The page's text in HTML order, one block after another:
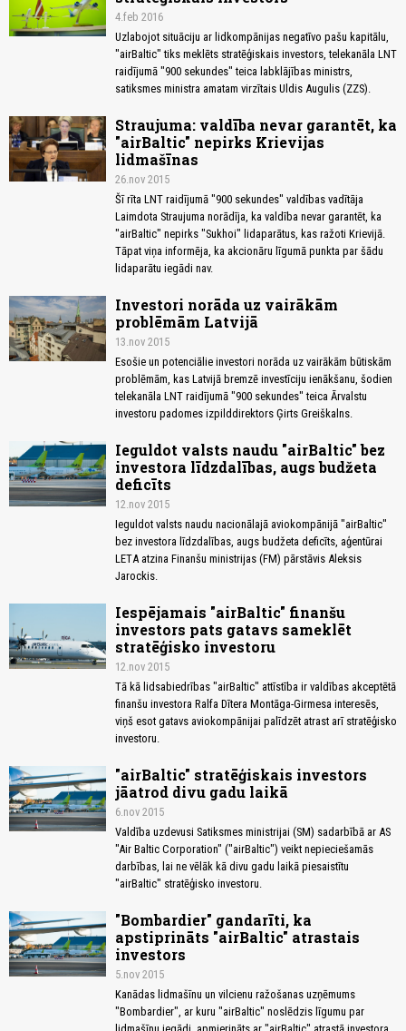
4.feb 2016
Uzlabojot situāciju ar lidkompānijas negatīvo pašu kapitālu,
"airBaltic" tiks meklēts stratēģiskais investors, telekanāla LNT
raidījumā "900 sekundes" teica labklājības ministrs,
satiksmes ministra amatam virzītais Uldis Augulis (ZZS).
Straujuma: valdība nevar garantēt, ka
"airBaltic" nepirks Krievijas
lidmašīnas
26.nov 2015
Šī rīta LNT raidījumā "900 sekundes" valdības vadītāja
Laimdota Straujuma norādīja, ka valdība nevar garantēt, ka
"airBaltic" nepirks "Sukhoi" lidaparātus, kas ražoti Krievijā.
Tāpat viņa informēja, ka akcionāru līgumā punkta par šādu
lidaparātu iegādi nav.
Investori norāda uz vairākām
problēmām Latvijā
13.nov 2015
Esošie un potenciālie investori norāda uz vairākām būtiskām
problēmām, kas Latvijā bremzē investīciju ienākšanu, šodien
telekanāla LNT raidījumā "900 sekundes" teica Ārvalstu
investoru padomes izpilddirektors Ģirts Greiškalns.
Ieguldot valsts naudu "airBaltic" bez
investora līdzdalības, augs budžeta
deficīts
12.nov 2015
Ieguldot valsts naudu nacionālajā aviokompānijā "airBaltic"
bez investora līdzdalības, augs budžeta deficīts, aģentūrai
LETA atzina Finanšu ministrijas (FM) pārstāvis Aleksis
Jarockis.
Iespējamais "airBaltic" finanšu
investors pats gatavs sameklēt
stratēģisko investoru
12.nov 2015
Tā kā lidsabiedrības "airBaltic" attīstība ir valdības akceptētā
finanšu investora Ralfa Dītera Montāga-Girmesa interesēs,
viņš esot gatavs aviokompānijai palīdzēt atrast arī stratēģisko
investoru.
"airBaltic" stratēģiskais investors
jāatrod divu gadu laikā
6.nov 2015
Valdība uzdevusi Satiksmes ministrijai (SM) sadarbībā ar AS
"Air Baltic Corporation" ("airBaltic") veikt nepieciešamās
darbības, lai ne vēlāk kā divu gadu laikā piesaistītu
"airBaltic" stratēģisko investoru.
"Bombardier" gandarīti, ka
apstiprināts "airBaltic" atrastais
investors
5.nov 2015
Kanādas lidmašīnu un vilcienu ražošanas uzņēmums
"Bombardier", ar kuru "airBaltic" noslēdzis līgumu par